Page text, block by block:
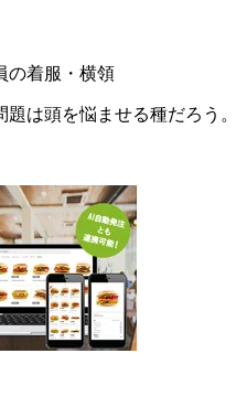
の着服・横領
は頭を悩ませる種だろう。